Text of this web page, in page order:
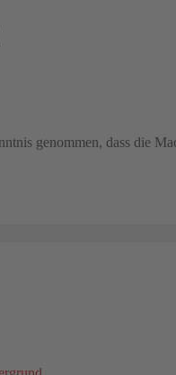
genommen, dass die